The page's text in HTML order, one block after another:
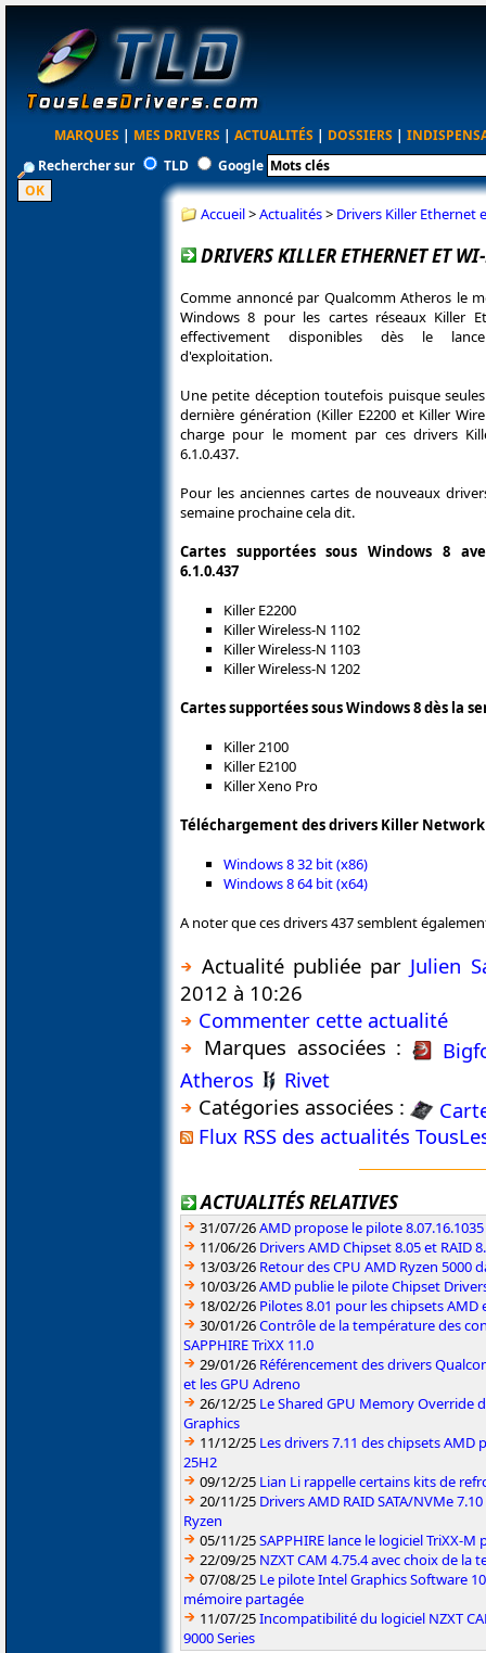
MARQUES | MES DRIVERS | ACTUALITÉS | DOSSIERS |
Rechercher sur
TLD Google
Accueil>Actualités> Drivers Killer Ethernet
DRIVERS KILLER ETHERNET ET
Comme annoncé par Qualcomm Atheros le
Windows 8 pour les cartes réseaux Killer
effectivement disponibles dès le
d'exploitation.
Une petite déception toutefois puisque
dernière génération (Killer E2200 et Killer
charge pour le moment par ces drivers
6.1.0.437.
Pour les anciennes cartes de nouveaux
semaine prochaine cela dit.
Cartes supportées sous Windows 8
6.1.0.437
Killer E2200
Killer Wireless-N 1102
Killer Wireless-N 1103
Killer Wireless-N 1202
Cartes supportées sous Windows 8 dès la
Killer 2100
Killer E2100
Killer Xeno Pro
Téléchargement des drivers Killer Network
Windows 8 32 bit (x86)
Windows 8 64 bit (x64)
A noter que ces drivers 437 semblent
Actualité publiée par Julien
2012 à 10:26
Commenter cette actualité
Marques associées :
Atheros
Rivet
Catégories associées :
Flux RSS des actualités
ACTUALITÉS RELATIVES
31/07/26AMD propose le pilote
11/06/26 Drivers AMD Chipset 8.05 et RAID
13/03/26 Retour des CPU AMD Ryzen 5000
10/03/26AMD publie le pilote Chipset
18/02/26 Pilotes 8.01 pour les chipsets AMD
30/01/26Contrôle de la température des
SAPPHIRE TriXX 11.0
29/01/26 Référencement des drivers
et les GPU Adreno
26/12/25 Le Shared GPU Memory Override
Graphics
11/12/25 Les drivers 7.11 des chipsets
25H2
09/12/25 Lian Li rappelle certains kits de
20/11/25 Drivers AMD RAID SATA/NVMe
Ryzen
05/11/25SAPPHIRE lance le logiciel TriXX-
22/09/25 NZXT CAM 4.75.4 avec choix de la
07/08/25 Le pilote Intel Graphics Software
mémoire partagée
11/07/25Incompatibilité du logiciel NZXT
9000 Series